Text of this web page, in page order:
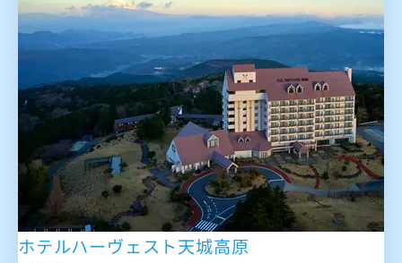
ホテルハーヴェスト天城高原